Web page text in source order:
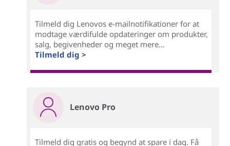
Tilmeld dig Lenovos e-mailnotifikationer for at
modtage værdifulde opdateringer om produkter,
salg, begivenheder og meget mere...
Tilmeld dig >
Lenovo Pro
Tilmeld dig gratis og begynd at spare i dag. Få